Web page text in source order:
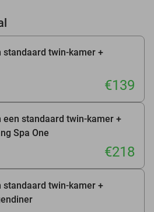
standaard twin-kamer +
€139
een standaard twin-kamer +
Spa One
€218
standaard twin-kamer +